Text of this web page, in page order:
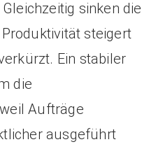
sinken die
steigert
Ein stabiler
die
Aufträge
ausgeführt